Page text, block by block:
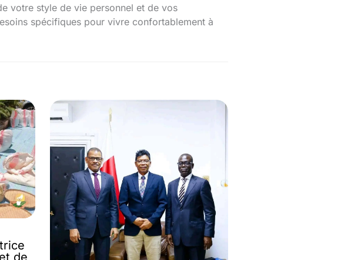
votre style de vie personnel et de vos
spécifiques pour vivre confortablement à
de